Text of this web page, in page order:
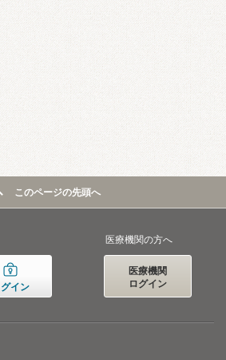
このページの先頭へ
グイン
医療機関の方へ
医療機関
ログイン